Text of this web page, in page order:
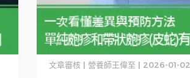
文章審核 | 營養師王偉至 | 2026-01-02